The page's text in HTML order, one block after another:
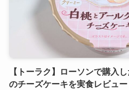
【トーラク】ローソンで購入
のチーズケーキを実食レビュー